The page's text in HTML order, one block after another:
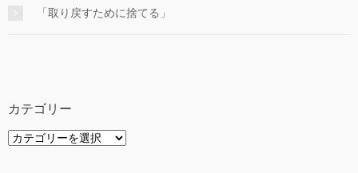
「取り戻すために捨てる」
カテゴリー
カ